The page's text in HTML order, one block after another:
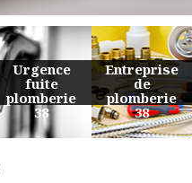
Travaux
de
plomberie
38
Devis
plomberie
38